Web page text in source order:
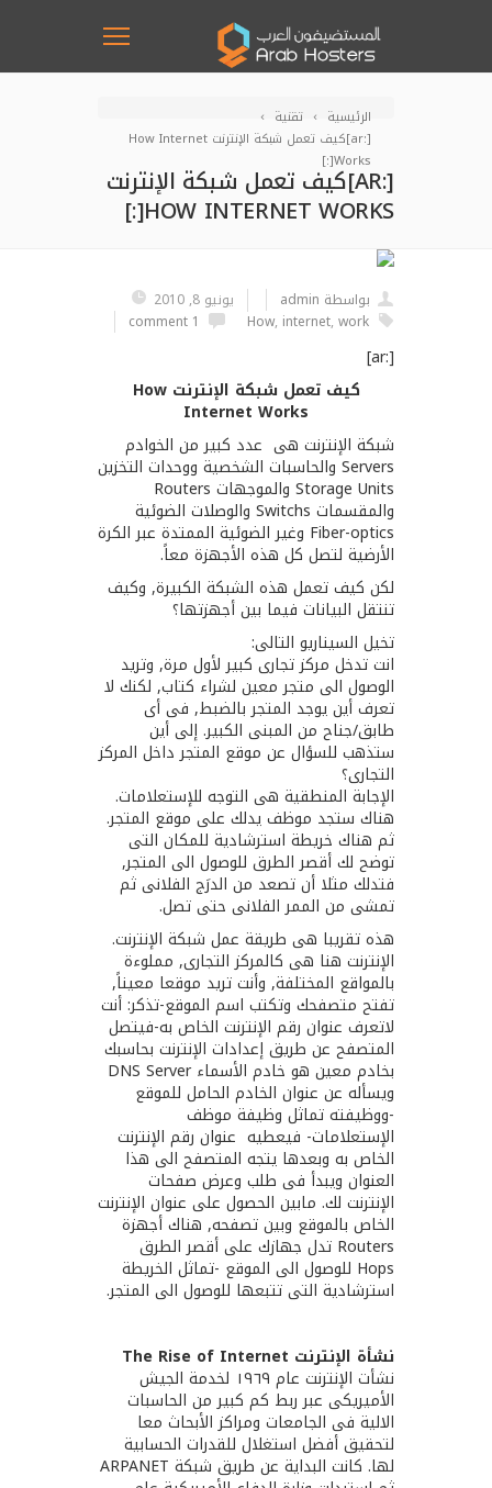
الرئيسية
تقنية
[:ar]كيف تعمل شبكة الإنترنت How Internet
Works[:]
[:AR]كيف تعمل شبكة الإنترنت
HOW INTERNET WORKS[:]
يونيو 8, 2010
بواسطة admin
1 comment
How, internet, work
[:ar]
كيف تعمل شبكة الإنترنت How
Internet Works
شبكة الإنترنت هى عدد كبير من الخوادم
Servers والحاسبات الشخصية ووحدات التخزين
Storage Units والموجهات Routers
والمقسمات Switchs والوصلات الضوئية
Fiber-optics وغير الضوئية الممتدة عبر الكرة
الأرضية لتصل كل هذه الأجهزة معاً.
لكن كيف تعمل هذه الشبكة الكبيرة, وكيف
تنتقل البيانات فيما بين أجهزتها؟
تخيل السيناريو التالى:
انت تدخل مركز تجارى كبير لأول مرة, وتريد
الوصول الى متجر معين لشراء كتاب, لكنك لا
تعرف أين يوجد المتجر بالضبط, فى أى
طابق/جناح من المبنى الكبير. إلى أين
ستذهب للسؤال عن موقع المتجر داخل المركز
التجارى؟
الإجابة المنطقية هى التوجه للإستعلامات.
هناك ستجد موظف يدلك على موقع المتجر.
ثم هناك خريطة استرشادية للمكان التى
توضح لك أقصر الطرق للوصول الى المتجر,
فتدلك مثلا أن تصعد من الدرَج الفلانى ثم
تمشى من الممر الفلانى حتى تصل.
هذه تقريبا هى طريقة عمل شبكة الإنترنت.
الإنترنت هنا هى ‪كا‬لمركز التجارى, مملوءة
بالمواقع المختلفة, وأنت تريد موقعا معيناً,
تفتح متصفحك وتكتب اسم الموقع-تذكر: أنت
لاتعرف عنوان رقم الإنترنت الخاص به-فيتصل
المتصفح عن طريق إعدادات الإنترنت بحاسبك
ويسأله عن عنوان الخادم الحامل للموقع
-ووظيفته تماثل وظيفة موظف
الإستعلامات- فيعطيه عنوان رقم الإنترنت
الخاص به وبعدها يتجه المتصفح الى هذا
العنوان ويبدأ فى طلب وعرض صفحات
الإنترنت لك. مابين الحصول على عنوان الإنترنت
الخاص بالموقع وبين تصفحه, هناك أجهزة
Routers تدل جهازك على أقصر الطرق
Hops للوصول الى الموقع -تماثل الخريطة
استرشادية التى تتبعها للوصول الى المتجر.
نشأة الإنترنت The Rise of Internet
نشأت الإنترنت عام ١٩٦٩ لخدمة الجيش
الأميريكى عبر ربط كم كبير من الحاسبات
الالية فى الجامعات ومراكز الأبحاث معا
لتحقيق أفضل استغلال للقدرات الحسابية
لها. كانت البداية عن طريق شبكة ARPANET